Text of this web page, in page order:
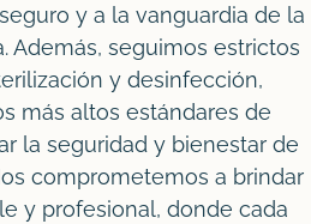
y a la vanguardia de la
Además, seguimos estrictos
y desinfección,
más altos estándares de
la seguridad y bienestar de
comprometemos a brindar
y profesional, donde cada